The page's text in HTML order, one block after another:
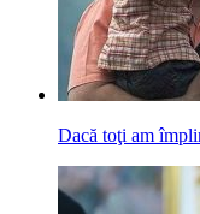
Dacă toţi am